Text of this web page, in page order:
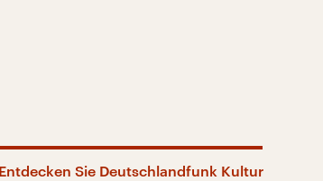
Entdecken Sie Deutschlandfunk Kultur